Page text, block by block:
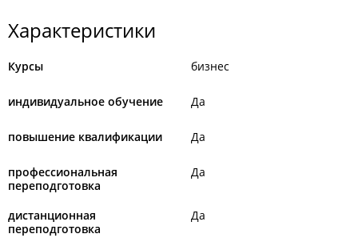
Характеристики
Курсы бизнес
индивидуальное обучение Да
повышение квалификации Да
профессиональная
переподготовка
Да
дистанционная
переподготовка
Да